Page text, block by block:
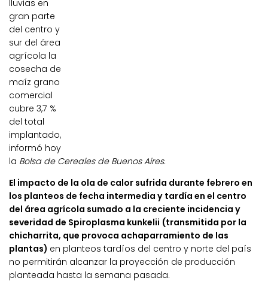
lluvias en
gran parte
del centro y
sur del área
agrícola la
cosecha de
maíz grano
comercial
cubre 3,7 %
del total
implantado,
informó hoy
la Bolsa de Cereales de Buenos Aires.
El impacto de la ola de calor sufrida durante febrero en
los planteos de fecha intermedia y tardía en el centro
del área agrícola sumado a la creciente incidencia y
severidad de Spiroplasma kunkelii (transmitida por la
chicharrita, que provoca achaparramiento de las
plantas) en planteos tardíos del centro y norte del país
no permitirán alcanzar la proyección de producción
planteada hasta la semana pasada.